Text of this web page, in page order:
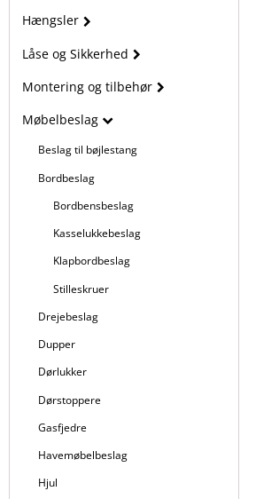
Hængsler
Låse og Sikkerhed
Montering og tilbehør
Møbelbeslag
Beslag til bøjlestang
Bordbeslag
Bordbensbeslag
Kasselukkebeslag
Klapbordbeslag
Stilleskruer
Drejebeslag
Dupper
Dørlukker
Dørstoppere
Gasfjedre
Havemøbelbeslag
Hjul